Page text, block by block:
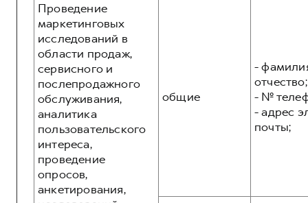
Проведение
маркетинговых
исследований в
области продаж,
сервисного и
послепродажного
обслуживания,
аналитика
пользовательского
интереса,
проведение
опросов,
анкетирования,
общие
-
отчество;
- №
- адрес
почты;